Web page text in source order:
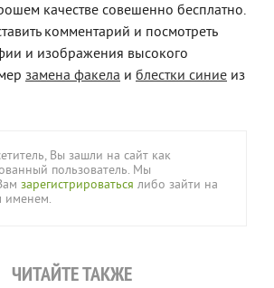
качестве совешенно бесплатно.
комментарий и посмотреть
и изображения высокого
замена факела и блестки синие из
Вы зашли на сайт как
пользователь. Мы
зарегистрироваться либо зайти на
именем.
ЧИТАЙТЕ ТАКЖЕ